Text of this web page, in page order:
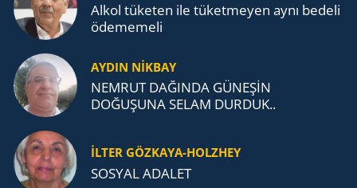
Alkol tü­ke­ten ile tü­ket­me­yen aynı be­de­li
öde­me­me­li
AYDIN NİKBAY
NEMRUT DAĞINDA GÜNEŞİN
DOĞUŞUNA SELAM DURDUK..
İLTER GÖZKAYA-HOLZHEY
SOSYAL ADALET